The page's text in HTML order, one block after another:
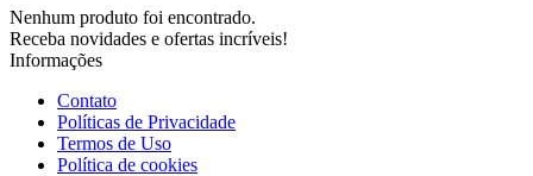
Nenhum produto foi encontrado.
Receba novidades e ofertas incríveis!
Informações
Contato
Políticas de Privacidade
Termos de Uso
Política de cookies